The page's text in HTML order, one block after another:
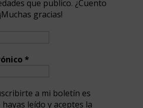
que publico. ¿Cuento
gracias!
*
a mi boletín es
leído y aceptes la